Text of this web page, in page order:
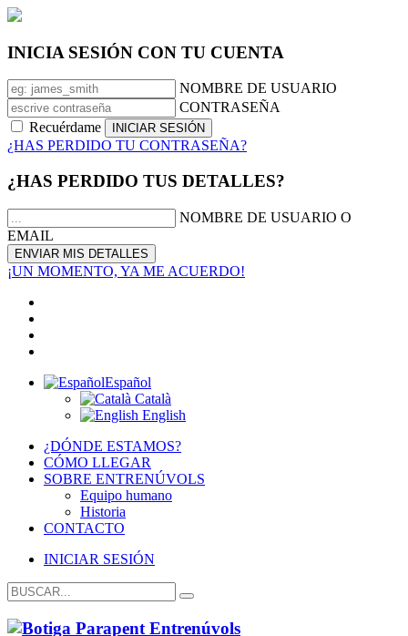
INICIA SESIÓN CON TU CUENTA
NOMBRE DE USUARIO
CONTRASEÑA
Recuérdame
¿HAS PERDIDO TU CONTRASEÑA?
¿HAS PERDIDO TUS DETALLES?
NOMBRE DE USUARIO O
EMAIL
¡UN MOMENTO, YA ME ACUERDO!
Español
Català
English
¿DÓNDE ESTAMOS?
CÓMO LLEGAR
SOBRE ENTRENÚVOLS
Equipo humano
Historia
CONTACTO
INICIAR SESIÓN